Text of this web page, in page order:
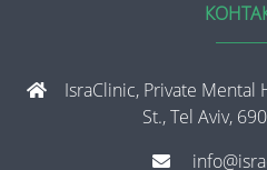
IsraClinic, Private Mental
St., Tel Aviv,